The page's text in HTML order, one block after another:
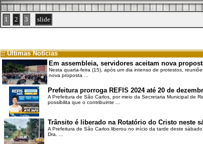
1 2 3 slide
:: Últimas Notícias
Em assembleia, servidores aceitam nova
Nesta quarta-feira (15), após um dia intenso de protestos,
nova proposta ...
Prefeitura prorroga REFIS 2024 até 20 de
A Prefeitura de São Carlos, por meio da Secretaria Municipal de
possibilita que o contribuinte ...
Trânsito é liberado na Rotatório do Cristo neste
A Prefeitura de São Carlos liberou no início da tarde deste
Dra. ...